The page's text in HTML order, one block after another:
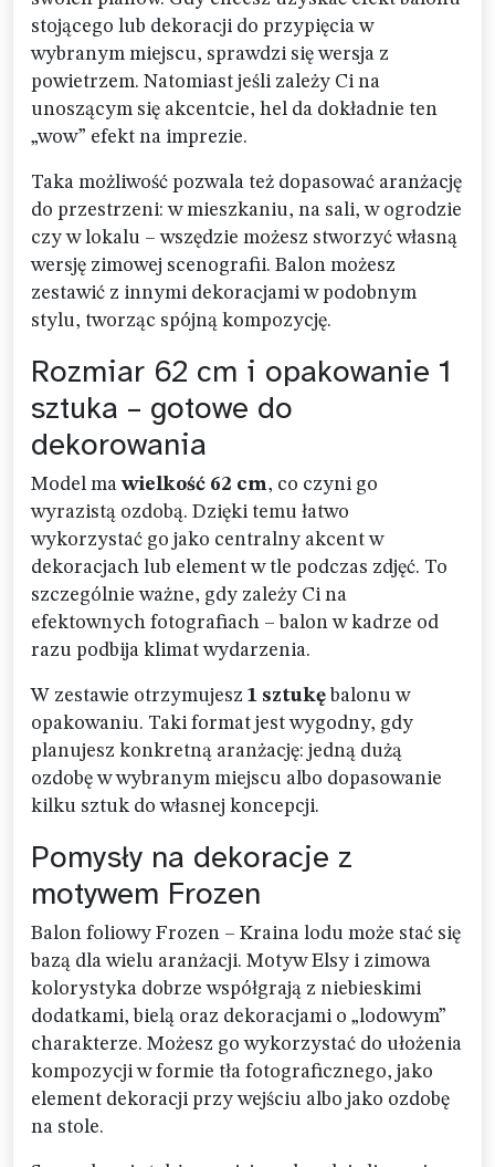
stojącego lub dekoracji do przypięcia w
wybranym miejscu, sprawdzi się wersja z
powietrzem. Natomiast jeśli zależy Ci na
unoszącym się akcentcie, hel da dokładnie ten
„wow” efekt na imprezie.
Taka możliwość pozwala też dopasować aranżację
do przestrzeni: w mieszkaniu, na sali, w ogrodzie
czy w lokalu – wszędzie możesz stworzyć własną
wersję zimowej scenografii. Balon możesz
zestawić z innymi dekoracjami w podobnym
stylu, tworząc spójną kompozycję.
Rozmiar 62 cm i opakowanie 1
sztuka – gotowe do
dekorowania
Model mawielkość 62 cm, co czyni go
wyrazistą ozdobą. Dzięki temu łatwo
wykorzystać go jako centralny akcent w
dekoracjach lub element w tle podczas zdjęć. To
szczególnie ważne, gdy zależy Ci na
efektownych fotografiach – balon w kadrze od
razu podbija klimat wydarzenia.
W zestawie otrzymujesz 1 sztukę balonu w
opakowaniu. Taki format jest wygodny, gdy
planujesz konkretną aranżację: jedną dużą
ozdobę w wybranym miejscu albo dopasowanie
kilku sztuk do własnej koncepcji.
Pomysły na dekoracje z
motywem Frozen
Balon foliowy Frozen – Kraina lodu może stać się
bazą dla wielu aranżacji. Motyw Elsy i zimowa
kolorystyka dobrze współgrają z niebieskimi
dodatkami, bielą oraz dekoracjami o „lodowym”
charakterze. Możesz go wykorzystać do ułożenia
kompozycji w formie tła fotograficznego, jako
element dekoracji przy wejściu albo jako ozdobę
na stole.